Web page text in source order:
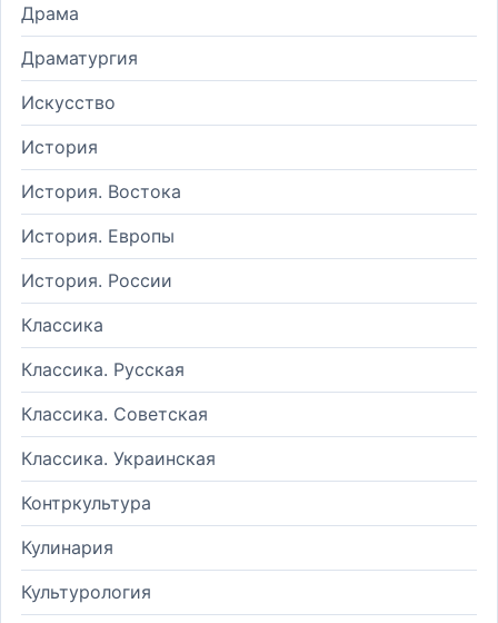
Драма
Драматургия
Искусство
История
История. Востока
История. Европы
История. России
Классика
Классика. Русская
Классика. Советская
Классика. Украинская
Контркультура
Кулинария
Культурология